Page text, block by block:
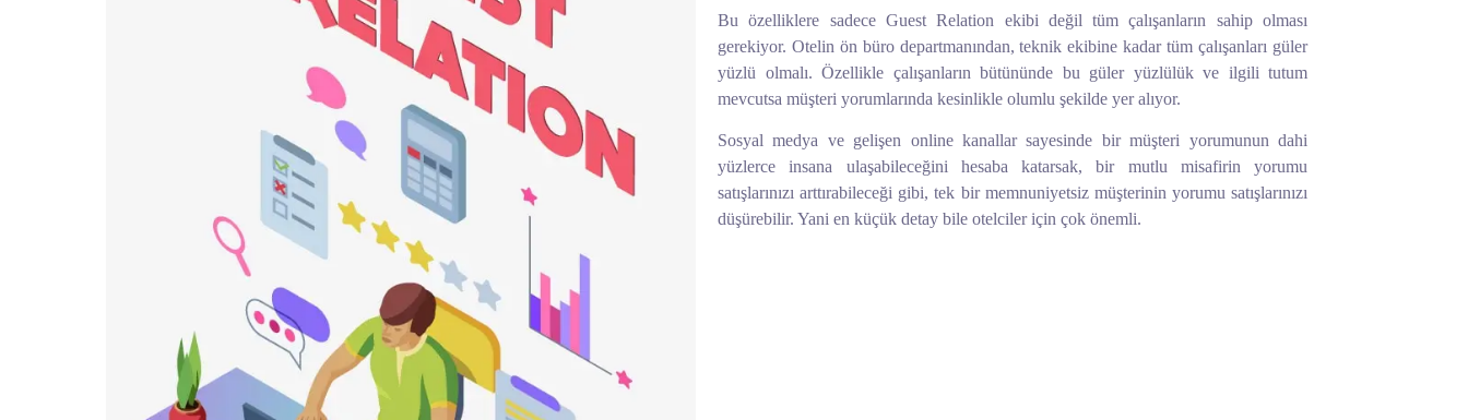
Bu özelliklere sadece Guest Relation ekibi değil tüm çalışanların sahip olması
gerekiyor. Otelin ön büro departmanından, teknik ekibine kadar tüm çalışanları güler
yüzlü olmalı. Özellikle çalışanların bütününde bu güler yüzlülük ve ilgili tutum
mevcutsa müşteri yorumlarında kesinlikle olumlu şekilde yer alıyor.
Sosyal medya ve gelişen online kanallar sayesinde bir müşteri yorumunun dahi
yüzlerce insana ulaşabileceğini hesaba katarsak, bir mutlu misafirin yorumu
satışlarınızı arttırabileceği gibi, tek bir memnuniyetsiz müşterinin yorumu satışlarınızı
düşürebilir. Yani en küçük detay bile otelciler için çok önemli.